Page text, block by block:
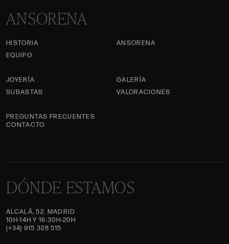
ANSORENA
HISTORIA
ANSORENA
EQUIPO
JOYERÍA
GALERÍA
SUBASTAS
VALORACIONES
PREGUNTAS FRECUENTES
CONTACTO
DÓNDE ESTAMOS
ALCALÁ, 52. MADRID
10H-14H Y 16:30H-20H
(+34) 915 328 515